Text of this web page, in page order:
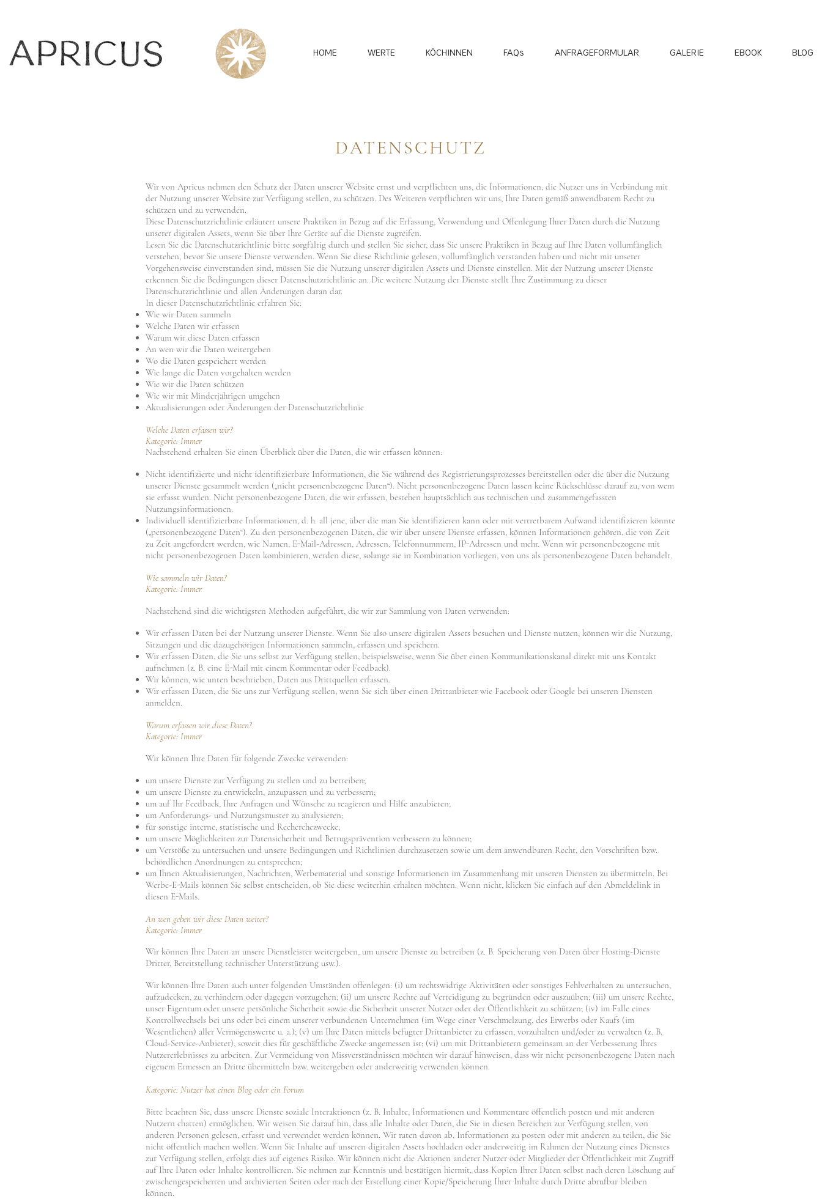
HOME WERTE KÖCHINNEN FAQs ANFRAGEFORMULAR GALERIE EBOOK BLOG
DATENSCHUTZ
Wir von Apricus nehmen den Schutz der Daten unserer Website ernst und verpflichten uns, die Informationen, die Nutzer uns in Verbindung mit
der Nutzung unserer Website zur Verfügung stellen, zu schützen. Des Weiteren verpflichten wir uns, Ihre Daten gemäß anwendbarem Recht zu
schützen und zu verwenden.
Diese Datenschutzrichtlinie erläutert unsere Praktiken in Bezug auf die Erfassung, Verwendung und Offenlegung Ihrer Daten durch die Nutzung
unserer digitalen Assets, wenn Sie über Ihre Geräte auf die Dienste zugreifen.
Lesen Sie die Datenschutzrichtlinie bitte sorgfältig durch und stellen Sie sicher, dass Sie unsere Praktiken in Bezug auf Ihre Daten vollumfänglich
verstehen, bevor Sie unsere Dienste verwenden. Wenn Sie diese Richtlinie gelesen, vollumfänglich verstanden haben und nicht mit unserer
Vorgehensweise einverstanden sind, müssen Sie die Nutzung unserer digitalen Assets und Dienste einstellen. Mit der Nutzung unserer Dienste
erkennen Sie die Bedingungen dieser Datenschutzrichtlinie an. Die weitere Nutzung der Dienste stellt Ihre Zustimmung zu dieser
Datenschutzrichtlinie und allen Änderungen daran dar.
In dieser Datenschutzrichtlinie erfahren Sie:
Wie wir Daten sammeln
Welche Daten wir erfassen
Warum wir diese Daten erfassen
An wen wir die Daten weitergeben
Wo die Daten gespeichert werden
Wie lange die Daten vorgehalten werden
Wie wir die Daten schützen
Wie wir mit Minderjährigen umgehen
Aktualisierungen oder Änderungen der Datenschutzrichtlinie
Welche Daten erfassen wir?
Kategorie: Immer
Nachstehend erhalten Sie einen Überblick über die Daten, die wir erfassen können:
Nicht identifizierte und nicht identifizierbare Informationen, die Sie während des Registrierungsprozesses bereitstellen oder die über die Nutzung
unserer Dienste gesammelt werden („nicht personenbezogene Daten“). Nicht personenbezogene Daten lassen keine Rückschlüsse darauf zu, von wem
sie erfasst wurden. Nicht personenbezogene Daten, die wir erfassen, bestehen hauptsächlich aus technischen und zusammengefassten
Nutzungsinformationen.
Individuell identifizierbare Informationen, d. h. all jene, über die man Sie identifizieren kann oder mit vertretbarem Aufwand identifizieren könnte
(„personenbezogene Daten“). Zu den personenbezogenen Daten, die wir über unsere Dienste erfassen, können Informationen gehören, die von Zeit
zu Zeit angefordert werden, wie Namen, E-Mail-Adressen, Adressen, Telefonnummern, IP-Adressen und mehr. Wenn wir personenbezogene mit
nicht personenbezogenen Daten kombinieren, werden diese, solange sie in Kombination vorliegen, von uns als personenbezogene Daten behandelt.
Wie sammeln wir Daten?
Kategorie: Immer
Nachstehend sind die wichtigsten Methoden aufgeführt, die wir zur Sammlung von Daten verwenden:
Wir erfassen Daten bei der Nutzung unserer Dienste. Wenn Sie also unsere digitalen Assets besuchen und Dienste nutzen, können wir die Nutzung,
Sitzungen und die dazugehörigen Informationen sammeln, erfassen und speichern.
Wir erfassen Daten, die Sie uns selbst zur Verfügung stellen, beispielsweise, wenn Sie über einen Kommunikationskanal direkt mit uns Kontakt
aufnehmen (z. B. eine E-Mail mit einem Kommentar oder Feedback).
Wir können, wie unten beschrieben, Daten aus Drittquellen erfassen.
Wir erfassen Daten, die Sie uns zur Verfügung stellen, wenn Sie sich über einen Drittanbieter wie Facebook oder Google bei unseren Diensten
anmelden.
Warum erfassen wir diese Daten?
Kategorie: Immer
Wir können Ihre Daten für folgende Zwecke verwenden:
um unsere Dienste zur Verfügung zu stellen und zu betreiben;
um unsere Dienste zu entwickeln, anzupassen und zu verbessern;
um auf Ihr Feedback, Ihre Anfragen und Wünsche zu reagieren und Hilfe anzubieten;
um Anforderungs- und Nutzungsmuster zu analysieren;
für sonstige interne, statistische und Recherchezwecke;
um unsere Möglichkeiten zur Datensicherheit und Betrugsprävention verbessern zu können;
um Verstöße zu untersuchen und unsere Bedingungen und Richtlinien durchzusetzen sowie um dem anwendbaren Recht, den Vorschriften bzw.
behördlichen Anordnungen zu entsprechen;
um Ihnen Aktualisierungen, Nachrichten, Werbematerial und sonstige Informationen im Zusammenhang mit unseren Diensten zu übermitteln. Bei
Werbe-E-Mails können Sie selbst entscheiden, ob Sie diese weiterhin erhalten möchten. Wenn nicht, klicken Sie einfach auf den Abmeldelink in
diesen E-Mails.
An wen geben wir diese Daten weiter?
Kategorie: Immer
Wir können Ihre Daten an unsere Dienstleister weitergeben, um unsere Dienste zu betreiben (z. B. Speicherung von Daten über Hosting-Dienste
Dritter, Bereitstellung technischer Unterstützung usw.).
Wir können Ihre Daten auch unter folgenden Umständen offenlegen: (i) um rechtswidrige Aktivitäten oder sonstiges Fehlverhalten zu untersuchen,
aufzudecken, zu verhindern oder dagegen vorzugehen; (ii) um unsere Rechte auf Verteidigung zu begründen oder auszuüben; (iii) um unsere Rechte,
unser Eigentum oder unsere persönliche Sicherheit sowie die Sicherheit unserer Nutzer oder der Öffentlichkeit zu schützen; (iv) im Falle eines
Kontrollwechsels bei uns oder bei einem unserer verbundenen Unternehmen (im Wege einer Verschmelzung, des Erwerbs oder Kaufs (im
Wesentlichen) aller Vermögenswerte u. a.); (v) um Ihre Daten mittels befugter Drittanbieter zu erfassen, vorzuhalten und/oder zu verwalten (z. B.
Cloud-Service-Anbieter), soweit dies für geschäftliche Zwecke angemessen ist; (vi) um mit Drittanbietern gemeinsam an der Verbesserung Ihres
Nutzererlebnisses zu arbeiten. Zur Vermeidung von Missverständnissen möchten wir darauf hinweisen, dass wir nicht personenbezogene Daten nach
eigenem Ermessen an Dritte übermitteln bzw. weitergeben oder anderweitig verwenden können.
Kategorie: Nutzer hat einen Blog oder ein Forum
Bitte beachten Sie, dass unsere Dienste soziale Interaktionen (z. B. Inhalte, Informationen und Kommentare öffentlich posten und mit anderen
Nutzern chatten) ermöglichen. Wir weisen Sie darauf hin, dass alle Inhalte oder Daten, die Sie in diesen Bereichen zur Verfügung stellen, von
anderen Personen gelesen, erfasst und verwendet werden können. Wir raten davon ab, Informationen zu posten oder mit anderen zu teilen, die Sie
nicht öffentlich machen wollen. Wenn Sie Inhalte auf unseren digitalen Assets hochladen oder anderweitig im Rahmen der Nutzung eines Dienstes
zur Verfügung stellen, erfolgt dies auf eigenes Risiko. Wir können nicht die Aktionen anderer Nutzer oder Mitglieder der Öffentlichkeit mit Zugriff
auf Ihre Daten oder Inhalte kontrollieren. Sie nehmen zur Kenntnis und bestätigen hiermit, dass Kopien Ihrer Daten selbst nach deren Löschung auf
zwischengespeicherten und archivierten Seiten oder nach der Erstellung einer Kopie/Speicherung Ihrer Inhalte durch Dritte abrufbar bleiben
können.